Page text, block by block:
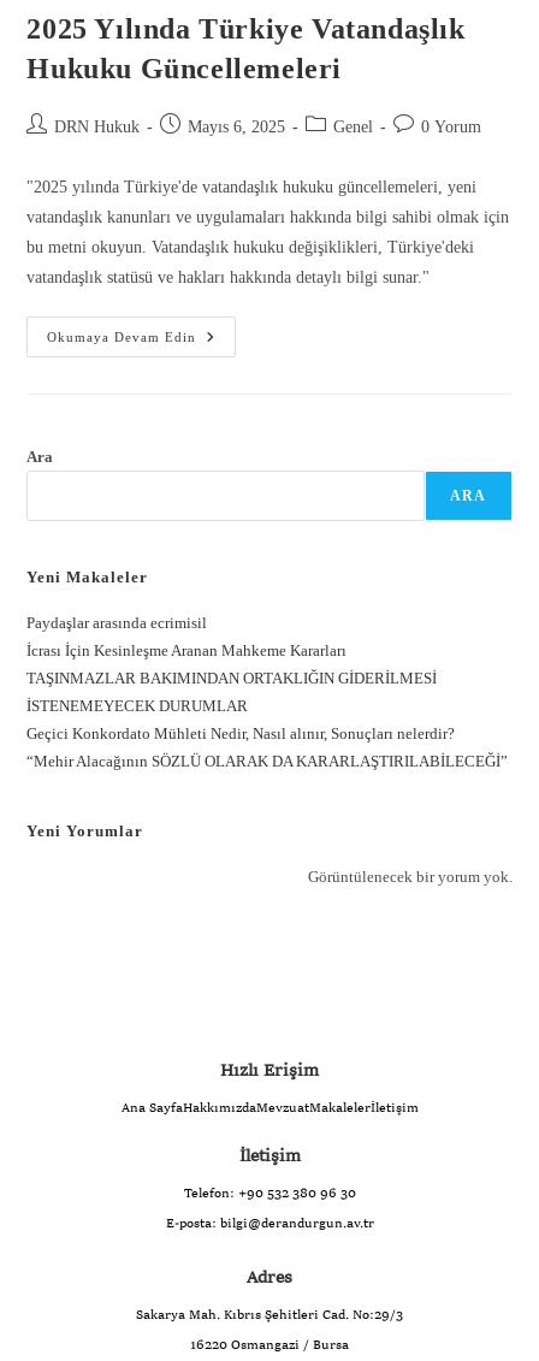
2025 Yılında Türkiye Vatandaşlık
Hukuku Güncellemeleri
DRN Hukuk Mayıs 6, 2025 Genel 0 Yorum
"2025 yılında Türkiye'de vatandaşlık hukuku güncellemeleri, yeni
vatandaşlık kanunları ve uygulamaları hakkında bilgi sahibi olmak için
bu metni okuyun. Vatandaşlık hukuku değişiklikleri, Türkiye'deki
vatandaşlık statüsü ve hakları hakkında detaylı bilgi sunar."
Okumaya Devam Edin
Ara
ARA
Yeni Makaleler
Paydaşlar arasında ecrimisil
İcrası İçin Kesinleşme Aranan Mahkeme Kararları
TAŞINMAZLAR BAKIMINDAN ORTAKLIĞIN GİDERİLMESİ
İSTENEMEYECEK DURUMLAR
Geçici Konkordato Mühleti Nedir, Nasıl alınır, Sonuçları nelerdir?
“Mehir Alacağının SÖZLÜ OLARAK DA KARARLAŞTIRILABİLECEĞİ”
Yeni Yorumlar
Görüntülenecek bir yorum yok.
Hızlı Erişim
Ana SayfaHakkımızdaMevzuatMakalelerİletişim
İletişim
Telefon: +90 532 380 96 30
E-posta: bilgi@derandurgun.av.tr
Adres
Sakarya Mah. Kıbrıs Şehitleri Cad. No:29/3
16220 Osmangazi / Bursa